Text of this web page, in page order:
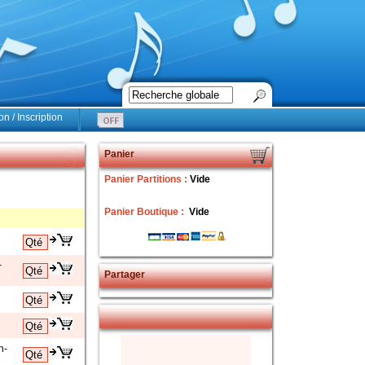
/ Inscription
Panier
Panier Partitions : Vide
Panier Boutique : Vide
Partager